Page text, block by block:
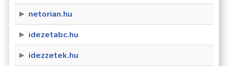
netorian.hu
idezetabc.hu
idezzetek.hu